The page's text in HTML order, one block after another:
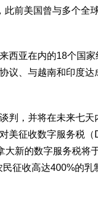
前美国曾与多个全
西亚在内的18个国
议、与越南和印度
判，并将在未来七
美征收数字服务税
大新的数字服务税将
征收高达400%的乳